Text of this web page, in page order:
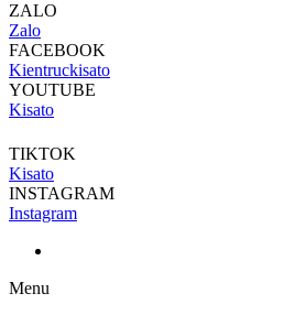
ZALO
Zalo
FACEBOOK
Kientruckisato
YOUTUBE
Kisato
TIKTOK
Kisato
INSTAGRAM
Instagram
Menu